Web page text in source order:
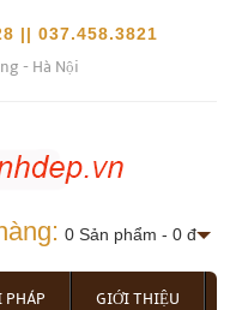
|| 037.458.3821
- Hà Nội
0 Sản phẩm - 0 đ
PHÁP GIỚI THIỆU